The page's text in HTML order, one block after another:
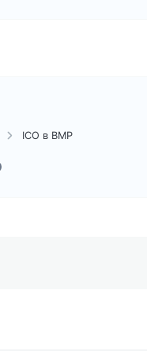
ICO в BMP